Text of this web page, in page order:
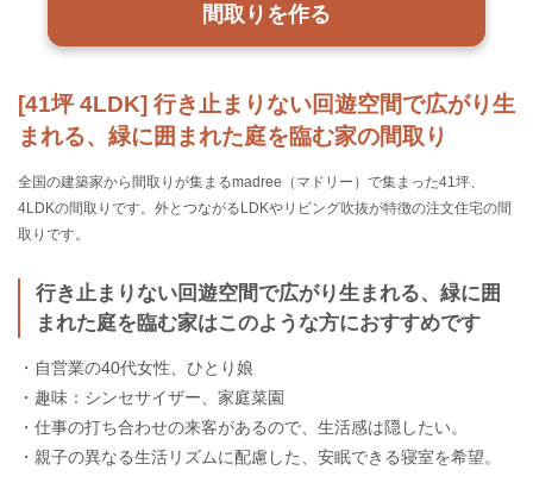
[41坪 4LDK] 行き止まりない回遊空間で広がり生
まれる、緑に囲まれた庭を臨む家の間取り
全国の建築家から間取りが集まるmadree（マドリー）で集まった41坪、
4LDKの間取りです。外とつながるLDKやリビング吹抜が特徴の注文住宅の間
取りです。
行き止まりない回遊空間で広がり生まれる、緑に囲
まれた庭を臨む家はこのような方におすすめです
・自営業の40代女性、ひとり娘
・趣味：シンセサイザー、家庭菜園
・仕事の打ち合わせの来客があるので、生活感は隠したい。
・親子の異なる生活リズムに配慮した、安眠できる寝室を希望。
間取りを作る